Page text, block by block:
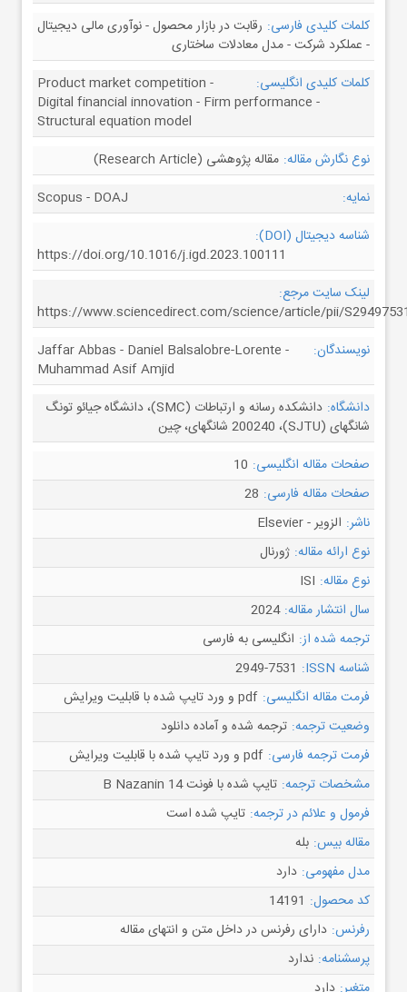
کلمات کلیدی فارسی: رقابت در بازار محصول - نوآوری مالی دیجیتال
- عملکرد شرکت - مدل معادلات ساختاری
کلمات کلیدی انگلیسی:
Product market competition -
Digital financial innovation - Firm performance -
Structural equation model
نوع نگارش مقاله: مقاله پژوهشی (Research Article)
نمایه:
Scopus - DOAJ
شناسه دیجیتال (DOI):
https://doi.org/10.1016/j.igd.2023.100111
لینک سایت مرجع:
https://www.sciencedirect.com/science/article/pii/
نویسندگان:
Jaffar Abbas - Daniel Balsalobre-Lorente -
Muhammad Asif Amjid
دانشگاه:
دانشکده رسانه و ارتباطات (SMC)، دانشگاه جیائو تونگ
شانگهای (SJTU)، 200240 شانگهای، چین
صفحات مقاله انگلیسی: 10
صفحات مقاله فارسی: 28
ناشر: الزویر - Elsevier
نوع ارائه مقاله: ژورنال
نوع مقاله: ISI
سال انتشار مقاله: 2024
ترجمه شده از: انگلیسی به فارسی
شناسه ISSN:
2949-7531
فرمت مقاله انگلیسی: pdf و ورد تایپ شده با قابلیت ویرایش
وضعیت ترجمه: ترجمه شده و آماده دانلود
فرمت ترجمه فارسی: pdf و ورد تایپ شده با قابلیت ویرایش
مشخصات ترجمه: تایپ شده با فونت B Nazanin 14
فرمول و علائم در ترجمه: تایپ شده است
مقاله بیس: بله
مدل مفهومی: دارد
کد محصول: 14191
رفرنس: دارای رفرنس در داخل متن و انتهای مقاله
پرسشنامه: ندارد